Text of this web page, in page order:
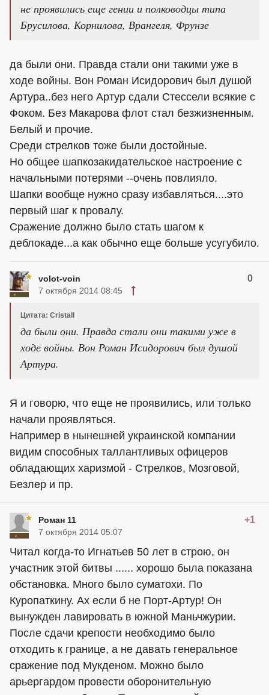
не проявились еще гении и полководцы типа
Брусилова, Корнилова, Врангеля, Фрунзе
да были они. Правда стали они такими уже в
ходе войны. Вон Роман Исидорович был душой
Артура..без него Артур сдали Стессели всякие с
Фоком. Без Макарова флот стал безжизненным.
Белый и прочие.
Среди стрелков тоже были достойные.
Но общее шапкозакидательское настроение с
начальными потерями --очень повлияло.
Шапки вообще нужно сразу избавляться....это
первый шаг к провалу.
Сражение должно было стать шагом к
деблокаде...а как обычно еще больше усугубило.
volot-voin 0
7 октября 2014 08:45
Цитата: Cristall
да были они. Правда стали они такими уже в
ходе войны. Вон Роман Исидорович был душой
Артура.
Я и говорю, что еще не проявились, или только
начали проявляться.
Например в нынешней украинской компании
видим способных таллантливых офицеров
обладающих харизмой - Стрелков, Мозговой,
Безлер и пр.
Роман 11 +1
7 октября 2014 05:07
Читал когда-то Игнатьев 50 лет в строю, он
участник этой битвы ...... хорошо была показана
обстановка. Много было суматохи. По
Куропаткину. Ах если б не Порт-Артур! Он
вынужден лавировать в южной Маньчжурии.
После сдачи крепости необходимо было
отходить к границе, а не давать генеральное
сражение под Мукденом. Можно было
арьергардом провести оборонительную